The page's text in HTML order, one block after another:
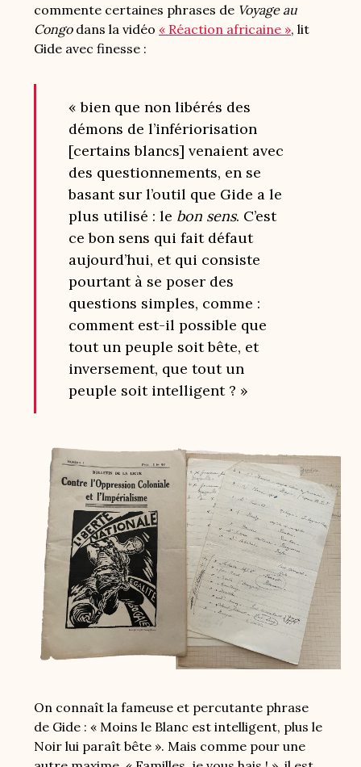
commente certaines phrases de Voyage au
Congo dans la vidéo « Réaction africaine », lit
Gide avec finesse :
« bien que non libérés des
démons de l’infériorisation
[certains blancs] venaient avec
des questionnements, en se
basant sur l’outil que Gide a le
plus utilisé : le bon sens. C’est
ce bon sens qui fait défaut
aujourd’hui, et qui consiste
pourtant à se poser des
questions simples, comme :
comment est-il possible que
tout un peuple soit bête, et
inversement, que tout un
peuple soit intelligent ? »
Image
On connaît la fameuse et percutante phrase
de Gide : « Moins le Blanc est intelligent, plus le
Noir lui paraît bête ». Mais comme pour une